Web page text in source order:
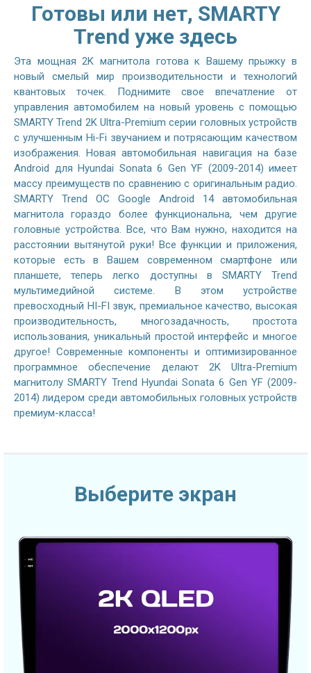
Готовы или нет, SMARTY
Trend уже здесь
Эта мощная 2K магнитола готова к Вашему прыжку в
новый смелый мир производительности и технологий
квантовых точек. Поднимите свое впечатление от
управления автомобилем на новый уровень с помощью
SMARTY Trend 2K Ultra-Premium серии головных устройств
с улучшенным Hi-Fi звучанием и потрясающим качеством
изображения. Новая автомобильная навигация на базе
Android для Hyundai Sonata 6 Gen YF (2009-2014) имеет
массу преимуществ по сравнению с оригинальным радио.
SMARTY Trend ОС Google Android 14 автомобильная
магнитола гораздо более функциональна, чем другие
головные устройства. Все, что Вам нужно, находится на
расстоянии вытянутой руки! Все функции и приложения,
которые есть в Вашем современном смартфоне или
планшете, теперь легко доступны в SMARTY Trend
мультимедийной системе. В этом устройстве
превосходный HI-FI звук, премиальное качество, высокая
производительность, многозадачность, простота
использования, уникальный простой интерфейс и многое
другое! Современные компоненты и оптимизированное
программное обеспечение делают 2K Ultra-Premium
магнитолу SMARTY Trend Hyundai Sonata 6 Gen YF (2009-
2014) лидером среди автомобильных головных устройств
премиум-класса!
Выберите экран